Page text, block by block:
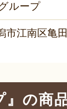
ループ
市江南区亀
』の商